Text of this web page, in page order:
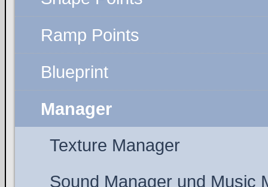
Ramp Points
Blueprint
Manager
Texture Manager
Sound Manager und Music